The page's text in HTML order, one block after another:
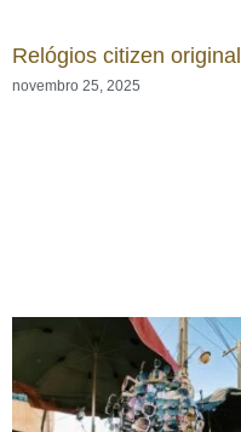
Relógios citizen original
novembro 25, 2025